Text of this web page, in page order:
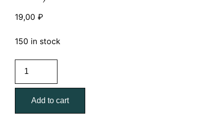
19,00₽
150 in stock
соединительная
PS-
40*100
(100х40х2,0
Add to cart